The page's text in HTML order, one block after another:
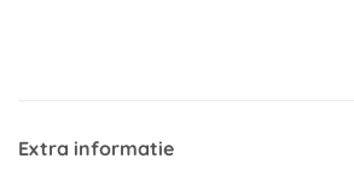
Extra informatie